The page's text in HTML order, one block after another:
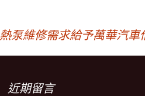
熱泵維修需求給予萬華汽
近期留言